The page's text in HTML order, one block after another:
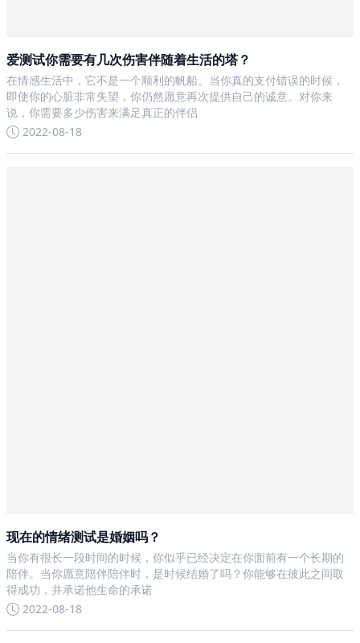
爱测试你需要有几次伤害伴随着生活的塔？
在情感生活中，它不是一个顺利的帆船。当你真的支付错误的时候，
即使你的心脏非常失望，你仍然愿意再次提供自己的诚意。对你来
说，你需要多少伤害来满足真正的伴侣
2022-08-18
现在的情绪测试是婚姻吗？
当你有很长一段时间的时候，你似乎已经决定在你面前有一个长期的
陪伴。当你愿意陪伴陪伴时，是时候结婚了吗？你能够在彼此之间取
得成功，并承诺他生命的承诺
2022-08-18